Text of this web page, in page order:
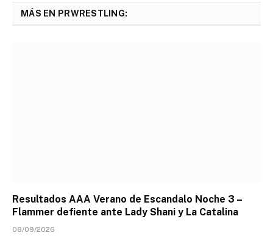
MÁS EN PRWRESTLING:
Resultados AAA Verano de Escandalo Noche 3 –
Flammer defiente ante Lady Shani y La Catalina
08/09/2026